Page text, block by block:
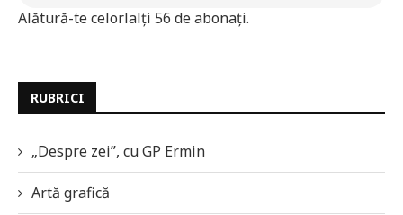
Alătură-te celorlalți 56 de abonați.
RUBRICI
„Despre zei”, cu GP Ermin
Artă grafică